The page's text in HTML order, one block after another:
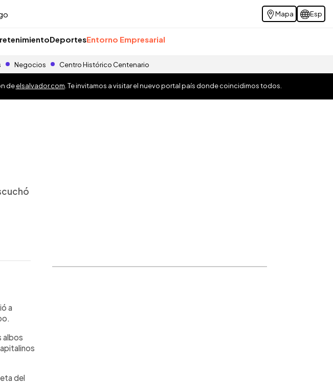
Mapa Esp
DeportesEntorno Empresarial
Negocios Centro Histórico Centenario
deelsalvador.com . Te invitamos a visitar el nuevo portal país donde coincidimos todos.
a
albos
del